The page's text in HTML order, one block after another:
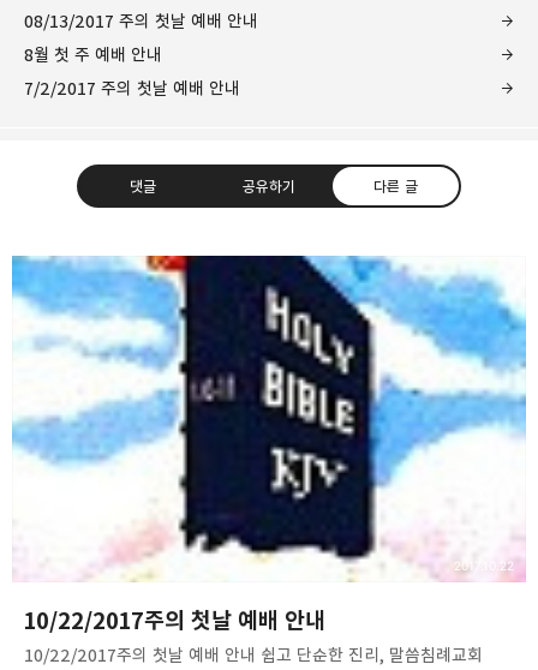
08/13/2017 주의 첫날 예배 안내
8월 첫 주 예배 안내
7/2/2017 주의 첫날 예배 안내
댓글 공유하기 다른 글
❏말씀침례교회 ❏AV1611.net ❏Peter
Yoon
Graceful, Wonderful, Powerful, Inspirational
preaching!!
구독하기
카카오톡 라인 트위터
밴드 네이버 블로그
10/22/2017주의 첫날 예배 안내
2017.10.22
10/22/2017주의 첫날 예배 안내 쉽고 단순한 진리, 말씀침례교회